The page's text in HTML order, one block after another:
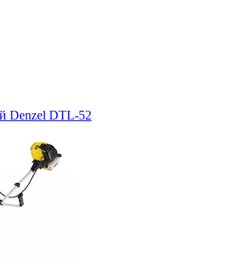
Denzel DTL-52